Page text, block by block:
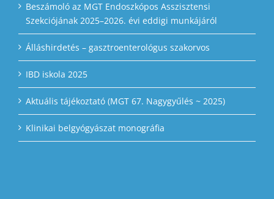
Beszámoló az MGT Endoszkópos Asszisztensi
Szekciójának 2025–2026. évi eddigi munkájáról
Álláshirdetés – gasztroenterológus szakorvos
IBD iskola 2025
Aktuális tájékoztató (MGT 67. Nagygyűlés ~ 2025)
Klinikai belgyógyászat monográfia